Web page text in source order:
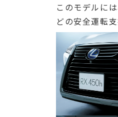
このモデルに
どの安全運転